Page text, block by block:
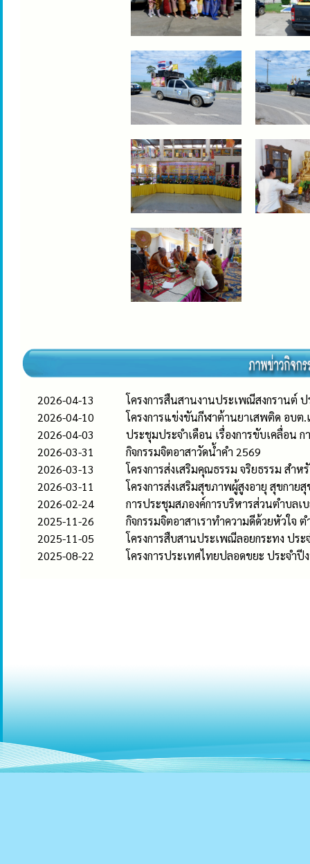
2026-04-13
โครงการสืนสานงานประเพณีสงกรานต์
2026-04-10
โครงการแข่งขันกีฬาต้านยาเสพติด อบ
2026-04-03
ประชุมประจำเดือน เรื่องการขับเคลื่อน
2026-03-31
กิจกรรมจิตอาสาวัดน้ำคำ 2569
2026-03-13
โครงการส่งเสริมคุณธรรม จริยธรรม สำ
2026-03-11
โครงการส่งเสริมสุขภาพผู้สูงอายุ สุขกา
2026-02-24
การประชุมสภองค์การบริหารส่วนตำบลเ
2025-11-26
กิจกรรมจิตอาสาเราทำความดีด้วยหัวใจ
2025-11-05
โครงการสืบสานประเพณีลอยกระทง ปร
2025-08-22
โครงการประเทศไทยปลอดขยะ ประจำ